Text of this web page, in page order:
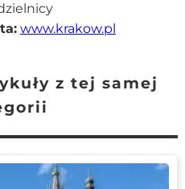
www.krakow.pl
z tej samej